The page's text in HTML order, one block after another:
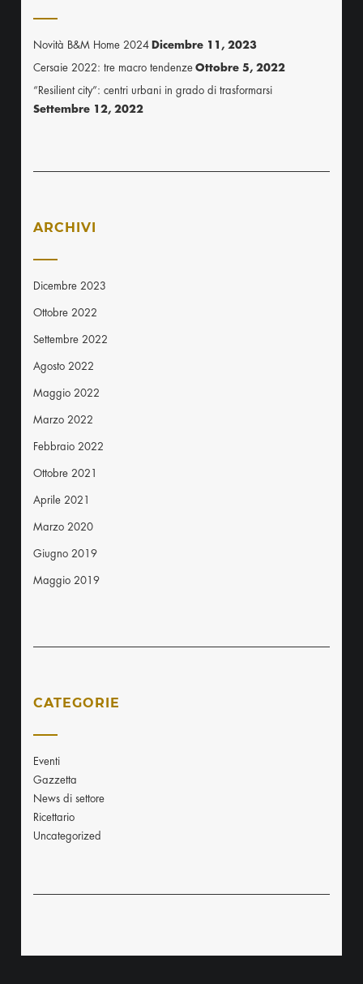
Novità B&M Home 2024 Dicembre 11, 2023
Cersaie 2022: tre macro tendenze Ottobre 5, 2022
“Resilient city”: centri urbani in grado di trasformarsi
Settembre 12, 2022
ARCHIVI
Dicembre 2023
Ottobre 2022
Settembre 2022
Agosto 2022
Maggio 2022
Marzo 2022
Febbraio 2022
Ottobre 2021
Aprile 2021
Marzo 2020
Giugno 2019
Maggio 2019
CATEGORIE
Eventi
Gazzetta
News di settore
Ricettario
Uncategorized